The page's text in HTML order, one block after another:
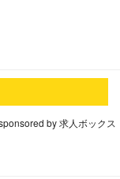
by 求人ボックス